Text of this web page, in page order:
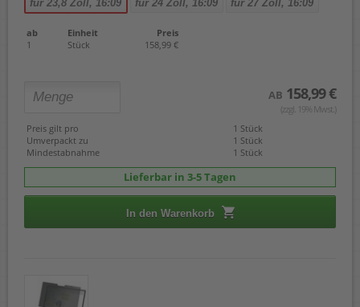
für 23,8 Zoll, 16:09 für 24 Zoll, 16:09 für 27 Zoll, 16:09
ab Einheit
Preis
1
Stück 158,99 €
AB 158,99 €
(zzgl. 19% Mwst.)
Preis gilt pro
1 Stück
Umverpackt zu
1 Stück
Mindestabnahme
1 Stück
Lieferbar in 3-5 Tagen
In den Warenkorb